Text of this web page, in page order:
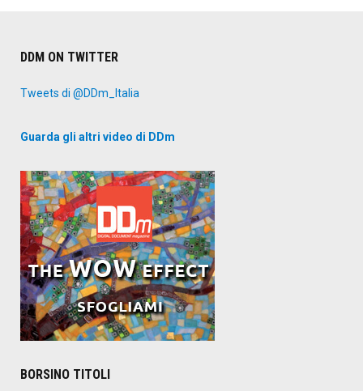
DDM ON TWITTER
Tweets di @DDm_Italia
Guarda gli altri video di DDm
BORSINO TITOLI